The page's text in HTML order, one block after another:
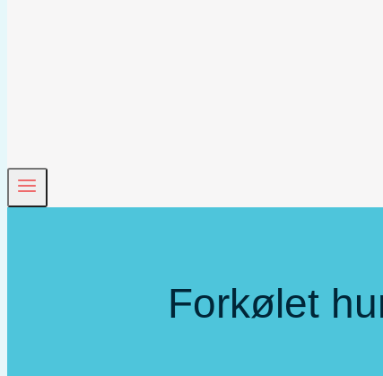
Forkølet